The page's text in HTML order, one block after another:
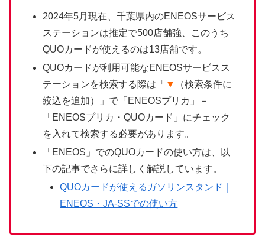
2024年5月現在、千葉県内のENEOSサービス
ステーションは推定で500店舗強、このうち
QUOカードが使えるのは13店舗です。
QUOカードが利用可能なENEOSサービスス
テーションを検索する際は「 ▼
（検索条件に
絞込を追加）」で「ENEOSプリカ」－
「ENEOSプリカ・QUOカード」にチェック
を入れて検索する必要があります。
「ENEOS」でのQUOカードの使い方は、以
下の記事でさらに詳しく解説しています。
QUOカードが使えるガソリンスタンド｜
ENEOS・JA-SSでの使い方